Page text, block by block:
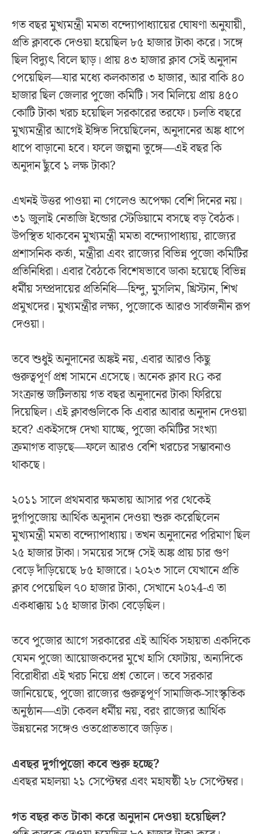
গত বছর মুখ্যমন্ত্রী মমতা বন্দ্যোপাধ্যায়ের ঘোষণা অনুযায়ী,
প্রতি ক্লাবকে দেওয়া হয়েছিল ৮৫ হাজার টাকা করে। সঙ্গে
ছিল বিদ্যুৎ বিলে ছাড়। প্রায় ৪৩ হাজার ক্লাব সেই অনুদান
পেয়েছিল—যার মধ্যে কলকাতার ৩ হাজার, আর বাকি ৪০
হাজার ছিল জেলার পুজো কমিটি। সব মিলিয়ে প্রায় ৪৫০
কোটি টাকা খরচ হয়েছিল সরকারের তরফে। চলতি বছরে
মুখ্যমন্ত্রীর আগেই ইঙ্গিত দিয়েছিলেন, অনুদানের অঙ্ক ধাপে
ধাপে বাড়ানো হবে। ফলে জল্পনা তুঙ্গে—এই বছর কি
অনুদান ছুঁবে ১ লক্ষ টাকা?
এখনই উত্তর পাওয়া না গেলেও অপেক্ষা বেশি দিনের নয়।
৩১ জুলাই নেতাজি ইন্ডোর স্টেডিয়ামে বসছে বড় বৈঠক।
উপস্থিত থাকবেন মুখ্যমন্ত্রী মমতা বন্দ্যোপাধ্যায়, রাজ্যের
প্রশাসনিক কর্তা, মন্ত্রীরা এবং রাজ্যের বিভিন্ন পুজো কমিটির
প্রতিনিধিরা। এবার বৈঠকে বিশেষভাবে ডাকা হয়েছে বিভিন্ন
ধর্মীয় সম্প্রদায়ের প্রতিনিধি—হিন্দু, মুসলিম, খ্রিস্টান, শিখ
প্রমুখদের। মুখ্যমন্ত্রীর লক্ষ্য, পুজোকে আরও সার্বজনীন রূপ
দেওয়া।
তবে শুধুই অনুদানের অঙ্কই নয়, এবার আরও কিছু
গুরুত্বপূর্ণ প্রশ্ন সামনে এসেছে। অনেক ক্লাব RG কর
সংক্রান্ত জটিলতায় গত বছর অনুদানের টাকা ফিরিয়ে
দিয়েছিল। এই ক্লাবগুলিকে কি এবার আবার অনুদান দেওয়া
হবে? একইসঙ্গে দেখা যাচ্ছে, পুজো কমিটির সংখ্যা
ক্রমাগত বাড়ছে—ফলে আরও বেশি খরচের সম্ভাবনাও
থাকছে।
২০১১ সালে প্রথমবার ক্ষমতায় আসার পর থেকেই
দুর্গাপুজোয় আর্থিক অনুদান দেওয়া শুরু করেছিলেন
মুখ্যমন্ত্রী মমতা বন্দ্যোপাধ্যায়। তখন অনুদানের পরিমাণ ছিল
২৫ হাজার টাকা। সময়ের সঙ্গে সেই অঙ্ক প্রায় চার গুণ
বেড়ে দাঁড়িয়েছে ৮৫ হাজারে। ২০২৩ সালে যেখানে প্রতি
ক্লাব পেয়েছিল ৭০ হাজার টাকা, সেখানে ২০২4-এ তা
একধাক্কায় ১৫ হাজার টাকা বেড়েছিল।
তবে পুজোর আগে সরকারের এই আর্থিক সহায়তা একদিকে
যেমন পুজো আয়োজকদের মুখে হাসি ফোটায়, অন্যদিকে
বিরোধীরা এই খরচ নিয়ে প্রশ্ন তোলে। তবে সরকার
জানিয়েছে, পুজো রাজ্যের গুরুত্বপূর্ণ সামাজিক-সাংস্কৃতিক
অনুষ্ঠান—এটা কেবল ধর্মীয় নয়, বরং রাজ্যের আর্থিক
উন্নয়নের সঙ্গেও ওতপ্রোতভাবে জড়িত।
এবছর দুর্গাপুজো কবে শুরু হচ্ছে?
এবছর মহালয়া ২১ সেপ্টেম্বর এবং মহাষষ্ঠী ২৮ সেপ্টেম্বর।
গত বছর কত টাকা করে অনুদান দেওয়া হয়েছিল?